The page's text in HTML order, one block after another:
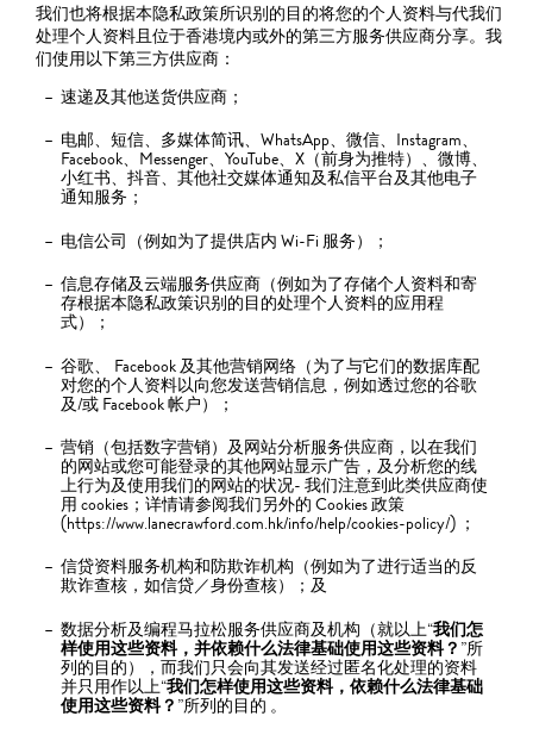
我们也将根据本隐私政策所识别的目的将您的个人资料与代我们
处理个人资料且位于香港境内或外的第三方服务供应商分享。我
们使用以下第三方供应商：
速递及其他送货供应商；
电邮、短信、多媒体简讯、WhatsApp、微信、Instagram、
Facebook、Messenger、YouTube、X（前身为推特）、微博、
小红书、抖音、其他社交媒体通知及私信平台及其他电子
通知服务；
电信公司（例如为了提供店内 Wi-Fi 服务）；
信息存储及云端服务供应商（例如为了存储个人资料和寄
存根据本隐私政策识别的目的处理个人资料的应用程
式）；
谷歌、 Facebook 及其他营销网络（为了与它们的数据库配
对您的个人资料以向您发送营销信息，例如透过您的谷歌
及/或 Facebook 帐户）；
营销（包括数字营销）及网站分析服务供应商，以在我们
的网站或您可能登录的其他网站显示广告，及分析您的线
上行为及使用我们的网站的状况- 我们注意到此类供应商使
用 cookies；详情请参阅我们另外的 Cookies 政策
(https://www.lanecrawford.com.hk/info/help/cookies-policy/) ；
信贷资料服务机构和防欺诈机构（例如为了进行适当的反
欺诈查核，如信贷／身份查核）；及
数据分析及编程马拉松服务供应商及机构（就以上“我们怎
样使用这些资料，并依赖什么法律基础使用这些资料？ ”所
列的目的），而我们只会向其发送经过匿名化处理的资料
并只用作以上“我们怎样使用这些资料，依赖什么法律基础
使用这些资料？ ”所列的目的 。